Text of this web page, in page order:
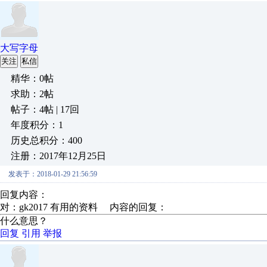
大写字母
关注 私信
精华：0帖
求助：2帖
帖子：4帖 | 17回
年度积分：1
历史总积分：400
注册：2017年12月25日
发表于：2018-01-29 21:56:59
回复内容：
对：gk2017 有用的资料 内容的回复：
什么意思？
回复 引用 举报